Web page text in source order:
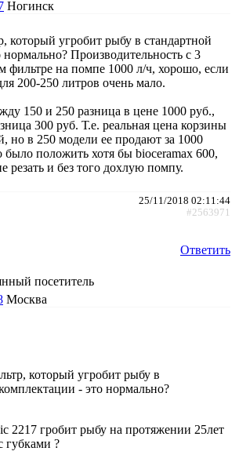
Ногинск
который угробит рыбу в стандартной
Производительность с 3
фильтре на помпе 1000 л/ч, хорошо, если
200-250 литров очень мало.
150 и 250 разница в цене 1000 руб.,
300 руб. Т.е. реальная цена корзины
но в 250 модели ее продают за 1000
было положить хотя бы bioceramax 600,
резать и без того дохлую помпу.
25/11/2018 02:11:44
#2563971
Ответить
посетитель
Москва
который угробит рыбу в
- это нормально?
2217 гробит рыбу на протяжении 25лет
губками ?